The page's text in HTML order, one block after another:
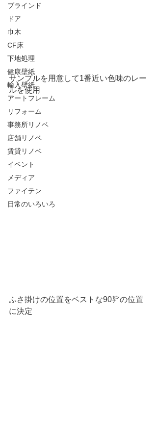
ブラインド
ドア
巾木
CF床
下地処理
健康壁紙
輸入壁紙
アートフレーム
リフォーム
事務所リノベ
店舗リノベ
賃貸リノベ
イベント
メディア
ファイテン
日常のいろいろ
サンプルを用意して1番近い色味のレー
ルを使用
ふさ掛けの位置をベストな90㌢の位置
に決定